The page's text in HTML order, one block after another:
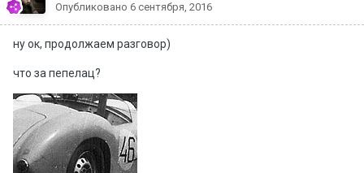
Опубликовано 6 сентября, 2016
ну ок, продолжаем разговор)
что за пепелац?